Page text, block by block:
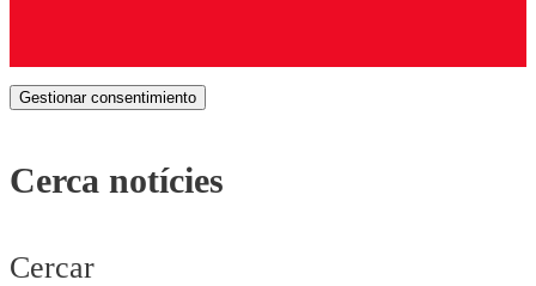
Gestionar consentimiento
Cerca notícies
Cercar